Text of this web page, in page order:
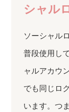
シャル
ソーシャル
普段使用し
ャルアカウ
でも同じロ
います。つ